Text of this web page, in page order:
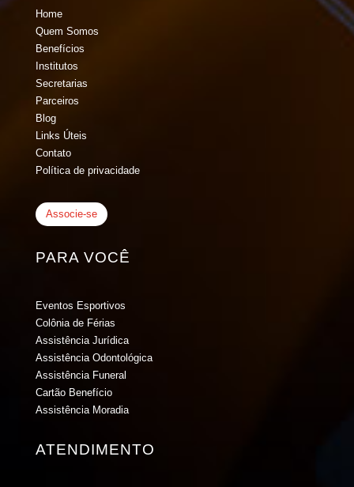
Home
Quem Somos
Benefícios
Institutos
Secretarias
Parceiros
Blog
Links Úteis
Contato
Política de privacidade
Associe-se
PARA VOCÊ
Eventos Esportivos
Colônia de Férias
Assistência Jurídica
Assistência Odontológica
Assistência Funeral
Cartão Benefício
Assistência Moradia
ATENDIMENTO